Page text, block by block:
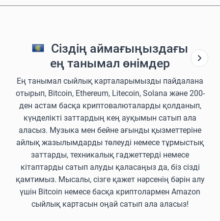
Сіздің аймағыңыздағы
ең танымал өнімдер
Ең танымал сыйлық карталарымызды пайдалана
отырып, Bitcoin, Ethereum, Litecoin, Solana және 200-
ден астам басқа криптовалюталарды қолданып,
күнделікті заттардың кең ауқымын сатып ала
аласыз. Музыка мен бейне ағынды қызметтеріне
айлық жазылымдарды төлеуді немесе тұрмыстық
заттарды, техникалық гаджеттерді немесе
кітаптарды сатып алуды қаласаңыз да, біз сізді
қамтимыз. Мысалы, сізге қажет нәрсенің бәрін алу
үшін Bitcoin немесе басқа криптолармен Amazon
сыйлық картасын оңай сатып ала аласыз!